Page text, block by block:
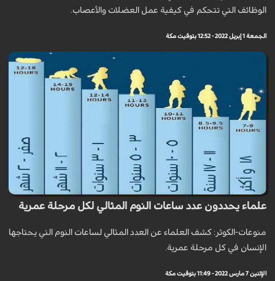
الوظائف التي تتحكم في كيفية عمل العضلات والأعصاب.
الجمعة 1 إبريل 2022 - 12:52 بتوقيت مكة
علماء يحددون عدد ساعات النوم المثالي لكل مرحلة عمرية
منوعات-الكوثر: كشف العلماء عن العدد المثالي لساعات النوم التي يحتاجها
الإنسان في كل مرحلة عمرية.
الإثنين 7 مارس 2022 - 11:49 بتوقيت مكة